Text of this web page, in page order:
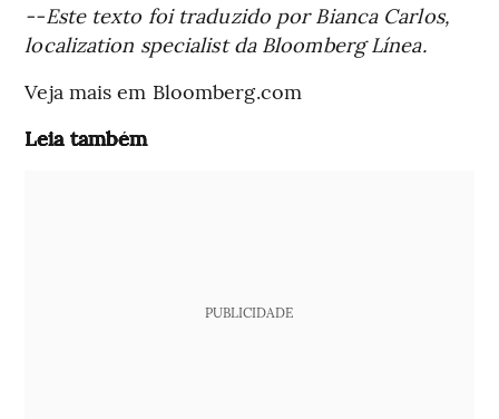
--Este texto foi traduzido por Bianca Carlos,
localization specialist da Bloomberg Línea.
Veja mais em Bloomberg.com
Leia também
PUBLICIDADE